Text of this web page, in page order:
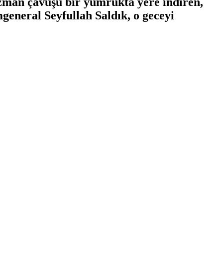
Seyfullah Saldık, o geceyi